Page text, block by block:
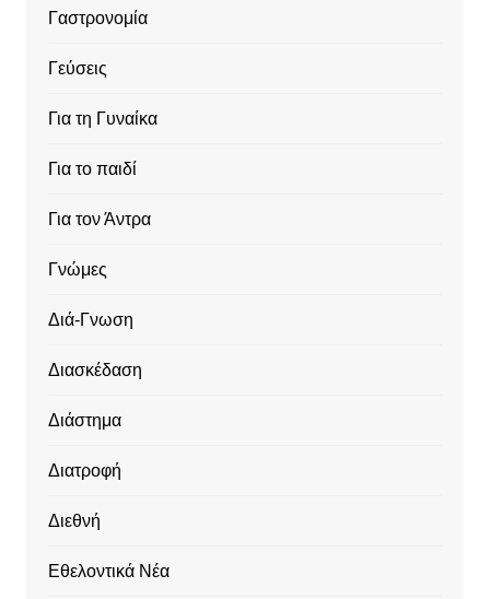
Γαστρονομία
Γεύσεις
Για τη Γυναίκα
Για το παιδί
Για τον Άντρα
Γνώμες
Διά-Γνωση
Διασκέδαση
Διάστημα
Διατροφή
Διεθνή
Εθελοντικά Νέα